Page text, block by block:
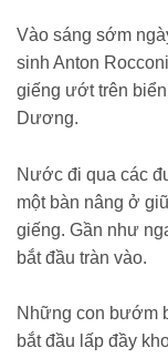
Vào sáng sớm
sinh Anton
giếng ướt trên
Dương.
Nước đi qua các
một bàn nâng ở
giếng. Gần như
bắt đầu tràn vào.
Những con bướm
bắt đầu lấp đầy